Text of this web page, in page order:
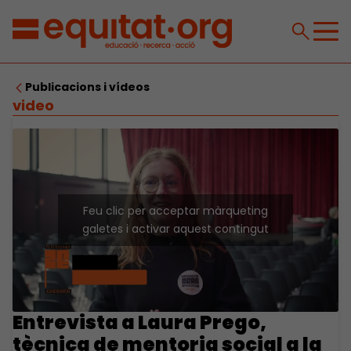
Publicacions i vídeos
video
Feu clic per acceptar màrqueting
galetes i activar aquest contingut
Entrevista a Laura Prego,
tècnica de mentoria social a la